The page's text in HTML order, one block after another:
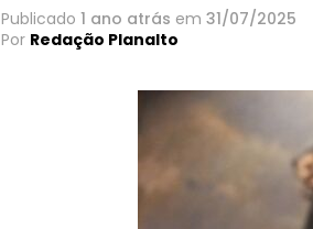
Publicado 1 ano atrás em 31/07/2025
Por Redação Planalto